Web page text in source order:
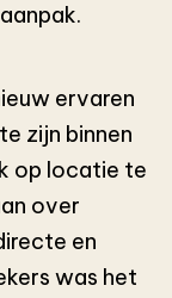
ervaren
zijn binnen
op locatie te
over
en
was het